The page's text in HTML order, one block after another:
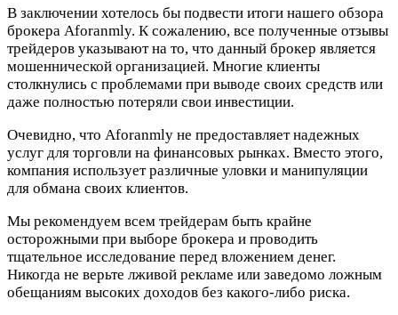
В заключении хотелось бы подвести итоги нашего обзора
брокера Aforanmly. К сожалению, все полученные отзывы
трейдеров указывают на то, что данный брокер является
мошеннической организацией. Многие клиенты
столкнулись с проблемами при выводе своих средств или
даже полностью потеряли свои инвестиции.
Очевидно, что Aforanmly не предоставляет надежных
услуг для торговли на финансовых рынках. Вместо этого,
компания использует различные уловки и манипуляции
для обмана своих клиентов.
Мы рекомендуем всем трейдерам быть крайне
осторожными при выборе брокера и проводить
тщательное исследование перед вложением денег.
Никогда не верьте лживой рекламе или заведомо ложным
обещаниям высоких доходов без какого-либо риска.